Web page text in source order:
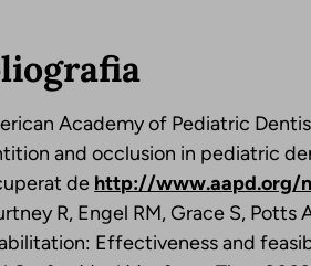
Academy of Pediatric
and occlusion in pediatric
de http://www.aapd.org/
R, Engel RM, Grace S, Potts
Effectiveness and